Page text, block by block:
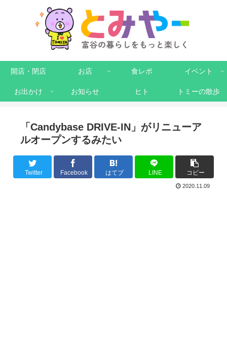
開店・閉店 お店 食レポ イベント
お出かけ お知らせ ヒト トミーの散歩
「Candybase DRIVE-IN」がリニューア
ルオープンするみたい
Twitter Facebook はてブ LINE コピー
2020.11.09